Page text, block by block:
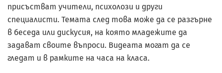
присъстват учители, психолози и други
специалисти. Темата след това може да се разгърне
в беседа или дискусия, на която младежите да
задават своите въпроси. Видеата могат да се
гледат и в рамките на часа на класа.